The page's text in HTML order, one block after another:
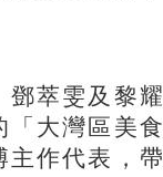
萃雯及黎耀
「大灣區美食
主作代表，帶